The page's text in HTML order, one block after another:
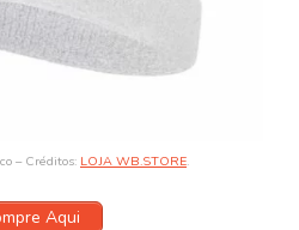
– Créditos: LOJA WB.STORE.
Aqui